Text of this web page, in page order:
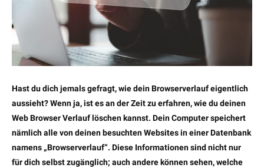
Hast du dich jemals gefragt, wie dein Browserverlauf eigentlich
aussieht? Wenn ja, ist es an der Zeit zu erfahren, wie du deinen
Web Browser Verlauf löschen kannst. Dein Computer speichert
nämlich alle von deinen besuchten Websites in einer Datenbank
namens „Browserverlauf“. Diese Informationen sind nicht nur
für dich selbst zugänglich; auch andere können sehen, welche